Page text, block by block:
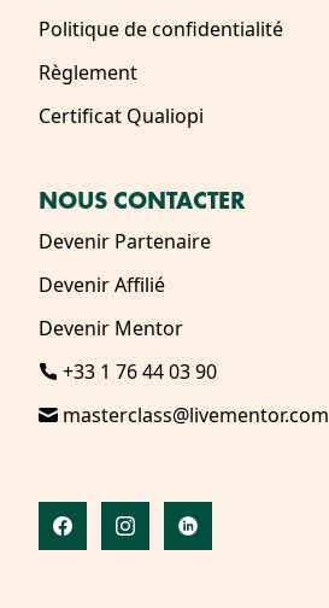
Politique de confidentialité
Règlement
Certificat Qualiopi
NOUS CONTACTER
Devenir Partenaire
Devenir Affilié
Devenir Mentor
+33 1 76 44 03 90
masterclass@livementor.com